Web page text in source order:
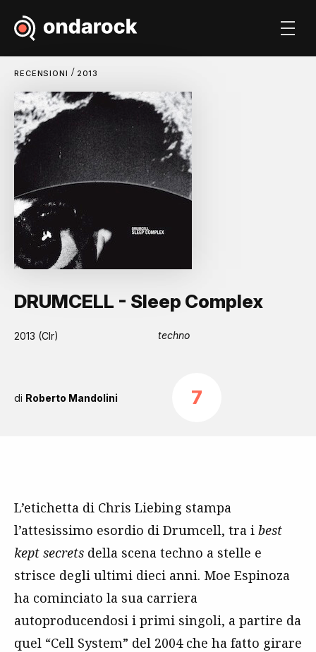
RECENSIONI / 2013
DRUMCELL - Sleep Complex
2013 (Clr) techno
di Roberto Mandolini 7
L’etichetta di Chris Liebing stampa
l’attesissimo esordio di Drumcell, tra i best
kept secrets della scena techno a stelle e
strisce degli ultimi dieci anni. Moe Espinoza
ha cominciato la sua carriera
autoproducendosi i primi singoli, a partire da
quel “Cell System” del 2004 che ha fatto girare